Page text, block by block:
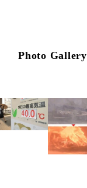
Photo Gallery